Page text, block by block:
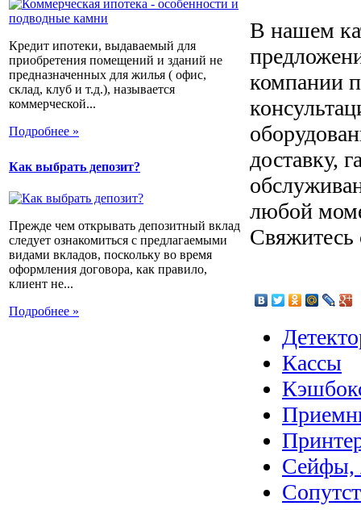
Кредит ипотеки, выдаваемый для
приобретения помещений и зданий не
предназначенных для жилья ( офис,
склад, клуб и т.д.), называется
коммерческой...
Подробнее »
Как выбрать депозит?
Прежде чем открывать депозитный вклад
следует ознакомиться с предлагаемыми
видами вкладов, поскольку во время
оформления договора, как правило,
клиент не...
Подробнее »
В нашем
компании
доставку,
любой
Кассы
Сейфы,